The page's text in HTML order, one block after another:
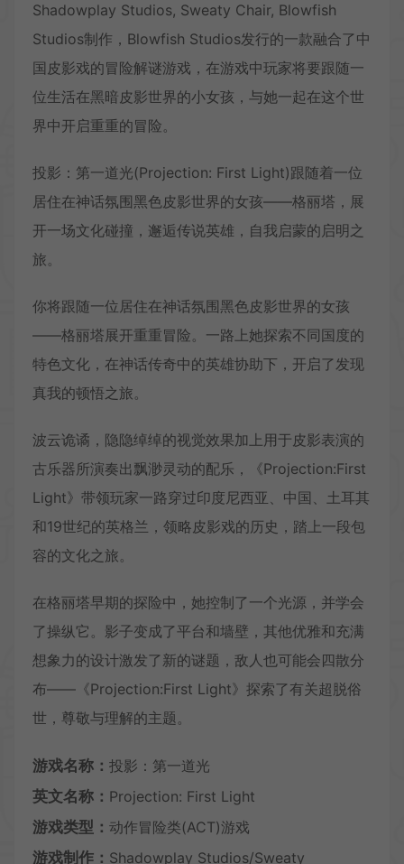
Shadowplay Studios, Sweaty Chair, Blowfish
Studios制作，Blowfish Studios发行的一款融合了中
国皮影戏的冒险解谜游戏，在游戏中玩家将要跟随一
位生活在黑暗皮影世界的小女孩，与她一起在这个世
界中开启重重的冒险。
投影：第一道光(Projection: First Light)跟随着一位
居住在神话氛围黑色皮影世界的女孩——格丽塔，展
开一场文化碰撞，邂逅传说英雄，自我启蒙的启明之
旅。
你将跟随一位居住在神话氛围黑色皮影世界的女孩
——格丽塔展开重重冒险。一路上她探索不同国度的
特色文化，在神话传奇中的英雄协助下，开启了发现
真我的顿悟之旅。
波云诡谲，隐隐绰绰的视觉效果加上用于皮影表演的
古乐器所演奏出飘渺灵动的配乐，《Projection:First
Light》带领玩家一路穿过印度尼西亚、中国、土耳其
和19世纪的英格兰，领略皮影戏的历史，踏上一段包
容的文化之旅。
在格丽塔早期的探险中，她控制了一个光源，并学会
了操纵它。影子变成了平台和墙壁，其他优雅和充满
想象力的设计激发了新的谜题，敌人也可能会四散分
布——《Projection:First Light》探索了有关超脱俗
世，尊敬与理解的主题。
游戏名称： 投影：第一道光
英文名称： Projection: First Light
游戏类型： 动作冒险类(ACT)游戏
游戏制作： Shadowplay Studios/Sweaty